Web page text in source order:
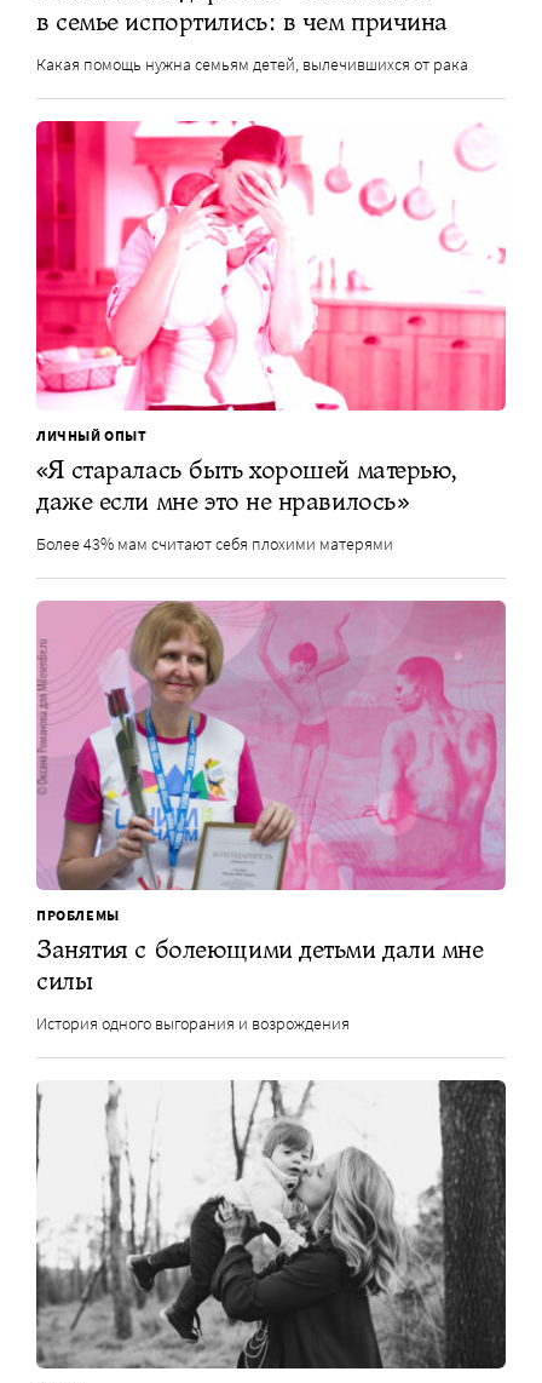
в семье испортились: в чем причина
Какая помощь нужна семьям детей, вылечившихся от рака
ЛИЧНЫЙ ОПЫТ
«Я старалась быть хорошей матерью,
даже если мне это не нравилось»
Более 43% мам считают себя плохими матерями
ПРОБЛЕМЫ
Занятия с болеющими детьми дали мне
силы
История одного выгорания и возрождения